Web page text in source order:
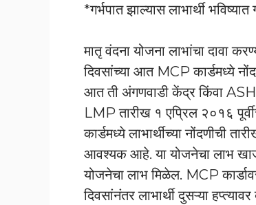
*गर्भपात झाल्यास लाभार्थी
मातृ वंदना योजना लाभांचा दावा
दिवसांच्या आत MCP कार्डमध्ये
आत ती अंगणवाडी केंद्र किंवा
LMP तारीख १ एप्रिल २०१६
कार्डमध्ये लाभार्थीच्या नोंदणीची
आवश्यक आहे. या योजनेचा लाभ
योजनेचा लाभ मिळेल. MCP
दिवसांनंतर लाभार्थी दुसऱ्या